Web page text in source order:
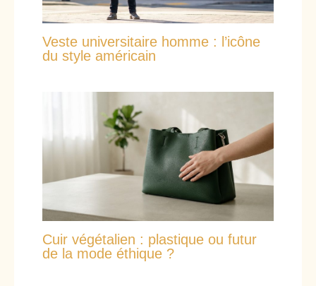
Veste universitaire homme : l’icône
du style américain
Cuir végétalien : plastique ou futur
de la mode éthique ?